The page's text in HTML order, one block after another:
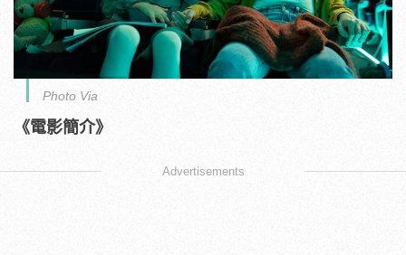
Photo Via
《電影簡介》
Advertisements